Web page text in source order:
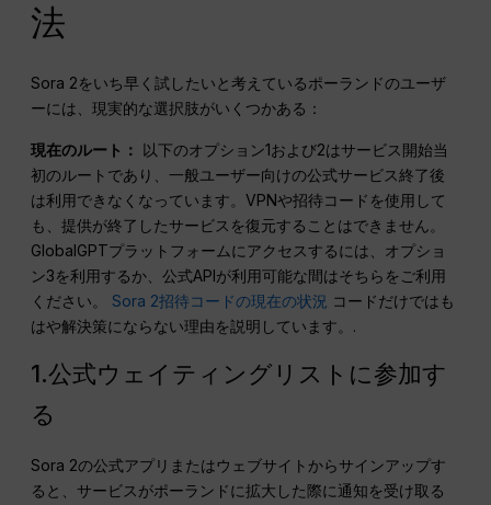
法
Sora 2をいち早く試したいと考えているポーランドのユーザ
ーには、現実的な選択肢がいくつかある：
現在のルート： 以下のオプション1および2はサービス開始当
初のルートであり、一般ユーザー向けの公式サービス終了後
は利用できなくなっています。VPNや招待コードを使用して
も、提供が終了したサービスを復元することはできません。
GlobalGPTプラットフォームにアクセスするには、オプショ
ン3を利用するか、公式APIが利用可能な間はそちらをご利用
ください。Sora 2招待コードの現在の状況 コードだけではも
はや解決策にならない理由を説明しています。.
1.公式ウェイティングリストに参加す
る
Sora 2の公式アプリまたはウェブサイトからサインアップす
ると、サービスがポーランドに拡大した際に通知を受け取る